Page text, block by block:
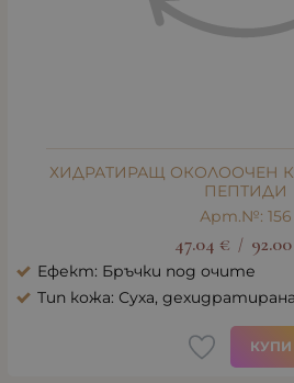
ХИДРАТИРАЩ ОКОЛООЧЕН
ПЕПТИДИ
Арт.№: 156
47.04 € / 92.00
Ефект: Бръчки под очите
Тип кожа: Суха,
КУПИ